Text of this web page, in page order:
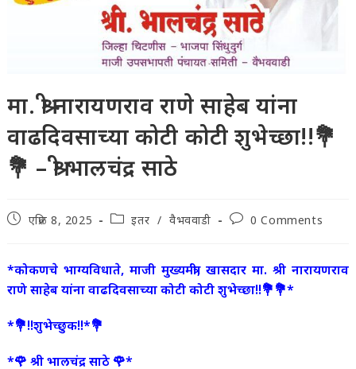
मा. श्री नारायणराव राणे साहेब यांना
वाढदिवसाच्या कोटी कोटी शुभेच्छा!!💐
💐 – श्री भालचंद्र साठे
Postएप्रिल 8, 2025
Postइतर / वैभववाडी
Post0 Comments
*कोकणचे भाग्यविधाते, माजी मुख्यमंत्री, खासदार मा. श्री नारायणराव
राणे साहेब यांना वाढदिवसाच्या कोटी कोटी शुभेच्छा!!💐💐*
*💐!!शुभेच्छुक!!*💐
*🌹 श्री भालचंद्र साठे 🌹*